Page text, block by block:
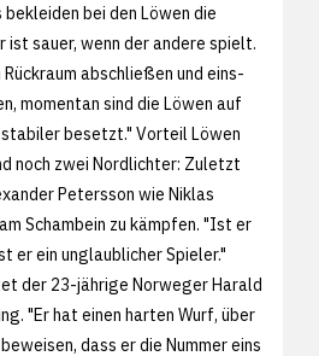
bei den Löwen die
ist sauer, wenn der andere spielt.
abschließen und eins-
momentan sind die Löwen auf
besetzt." Vorteil Löwen
noch zwei Nordlichter: Zuletzt
Petersson wie Niklas
Schambein zu kämpfen. "Ist er
er ein unglaublicher Spieler."
der 23-jährige Norweger Harald
"Er hat einen harten Wurf, über
dass er die Nummer eins